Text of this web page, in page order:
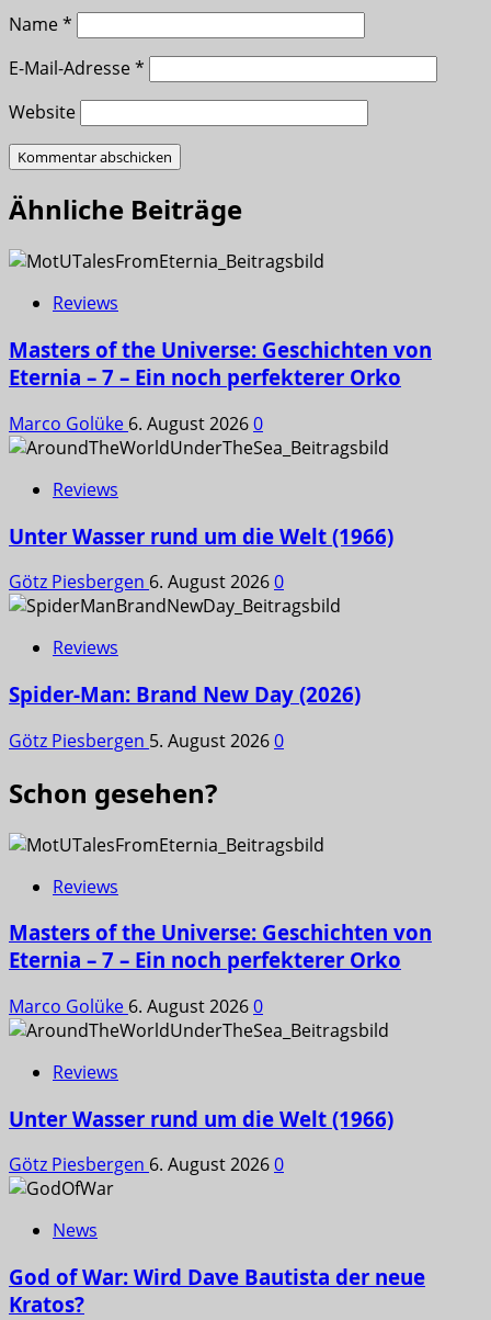
Name*
E-Mail-Adresse*
Website
Ähnliche Beiträge
Reviews
Masters of the Universe: Geschichten von
Eternia – 7 – Ein noch perfekterer Orko
Marco Golüke 6. August 20260
Reviews
Unter Wasser rund um die Welt (1966)
Götz Piesbergen 6. August 20260
Reviews
Spider-Man: Brand New Day (2026)
Götz Piesbergen 5. August 20260
Schon gesehen?
Reviews
Masters of the Universe: Geschichten von
Eternia – 7 – Ein noch perfekterer Orko
Marco Golüke 6. August 20260
Reviews
Unter Wasser rund um die Welt (1966)
Götz Piesbergen 6. August 20260
News
God of War: Wird Dave Bautista der neue
Kratos?